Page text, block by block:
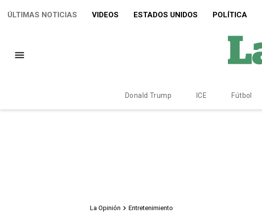
ÚLTIMAS NOTICIAS VIDEOS ESTADOS UNIDOS POLÍTICA
Donald Trump ICE Fútbol
La Opinión Entretenimiento